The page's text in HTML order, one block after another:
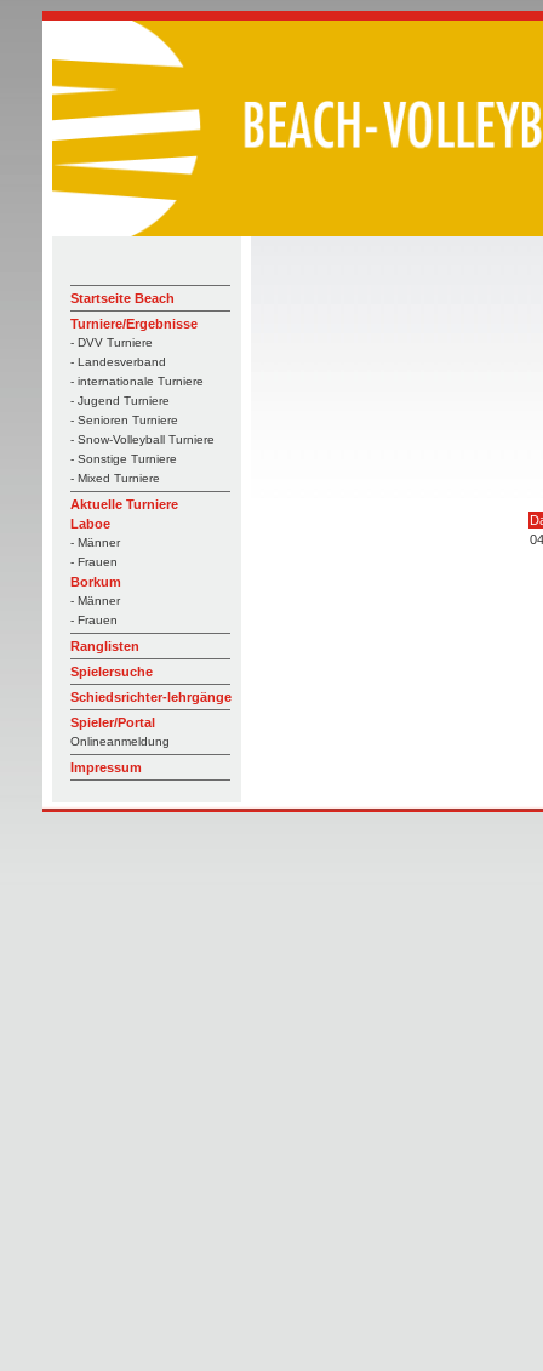
Startseite Beach
Turniere/Ergebnisse
- DVV Turniere
- Landesverband
- internationale Turniere
- Jugend Turniere
- Senioren Turniere
- Snow-Volleyball Turniere
- Sonstige Turniere
- Mixed Turniere
Aktuelle Turniere
Laboe
- Männer
- Frauen
Borkum
- Männer
- Frauen
Ranglisten
Spielersuche
Schiedsrichter-lehrgänge
Spieler/Portal
Onlineanmeldung
Impressum